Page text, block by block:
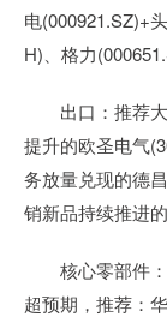
电(000921.SZ)+
H)、格力
出口：推荐
提升的欧圣电气
务放量兑现的德
销新品持续推进
核心零部件
超预期，推荐：